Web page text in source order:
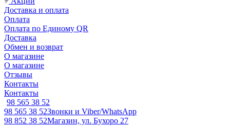
Доставка и оплата
Оплата
Оплата по Единому QR
Доставка
Обмен и возврат
О магазине
О магазине
Отзывы
Контакты
Контакты
98 565 38 52
98 565 38 52Звонки и Viber/WhatsApp
98 852 38 52Магазин, ул. Бухоро 27